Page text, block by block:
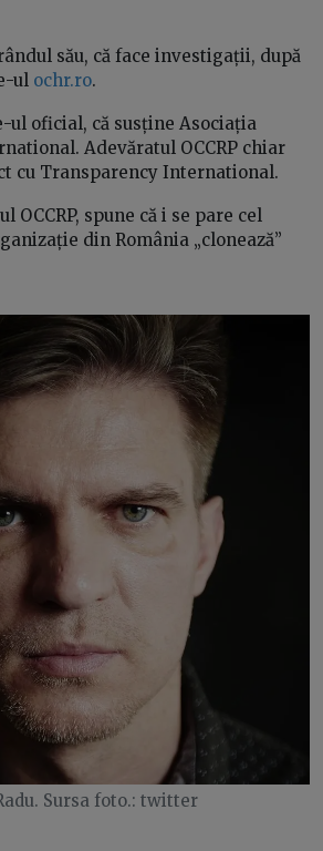
său, că face investigații, după
ul ochr.ro.
ul oficial, că susține Asociația
Adevăratul OCCRP chiar
cu Transparency International.
OCCRP, spune că i se pare cel
din România „clonează”
Sursa foto.: twitter